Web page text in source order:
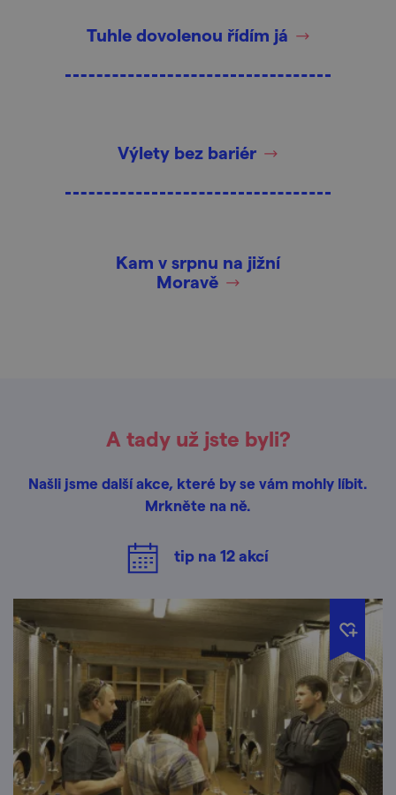
Tuhle dovolenou řídím já
Výlety bez bariér
Kam v srpnu na jižní
Moravě
A tady už jste byli?
Našli jsme další akce, které by se vám mohly líbit.
Mrkněte na ně.
tip na 12akcí